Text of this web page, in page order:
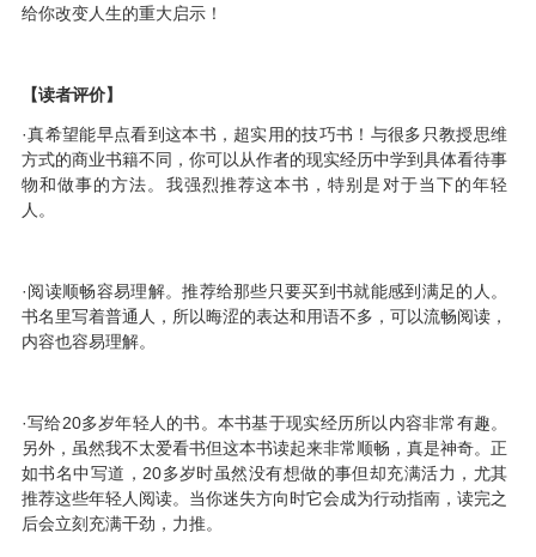
给你改变人生的重大启示！
【读者评价】
·真希望能早点看到这本书，超实用的技巧书！与很多只教授思维
方式的商业书籍不同，你可以从作者的现实经历中学到具体看待事
物和做事的方法。我强烈推荐这本书，特别是对于当下的年轻
人。
·阅读顺畅容易理解。推荐给那些只要买到书就能感到满足的人。
书名里写着普通人，所以晦涩的表达和用语不多，可以流畅阅读，
内容也容易理解。
·写给20多岁年轻人的书。本书基于现实经历所以内容非常有趣。
另外，虽然我不太爱看书但这本书读起来非常顺畅，真是神奇。正
如书名中写道，20多岁时虽然没有想做的事但却充满活力，尤其
推荐这些年轻人阅读。当你迷失方向时它会成为行动指南，读完之
后会立刻充满干劲，力推。